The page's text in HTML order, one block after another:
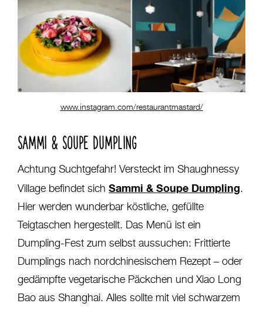
www.instagram.com/restaurantmastard/
SAMMI & SOUPE DUMPLING
Achtung Suchtgefahr! Versteckt im Shaughnessy
Village befindet sich Sammi & Soupe Dumpling.
Hier werden wunderbar köstliche, gefüllte
Teigtaschen hergestellt. Das Menü ist ein
Dumpling-Fest zum selbst aussuchen: Frittierte
Dumplings nach nordchinesischem Rezept – oder
gedämpfte vegetarische Päckchen und Xiao Long
Bao aus Shanghai. Alles sollte mit viel schwarzem